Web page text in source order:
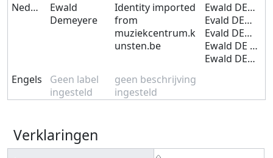
Nederlands
Ewald
Demeyere
Identity imported
from
muziekcentrum.k
unsten.be
Ewald DEMEYERE
Evald DEMEIERE
Evald DEMEYERE
Ewald DE MEYERE
Ewald DEMEIERE
Engels
Geen label
ingesteld
geen beschrijving
ingesteld
Verklaringen